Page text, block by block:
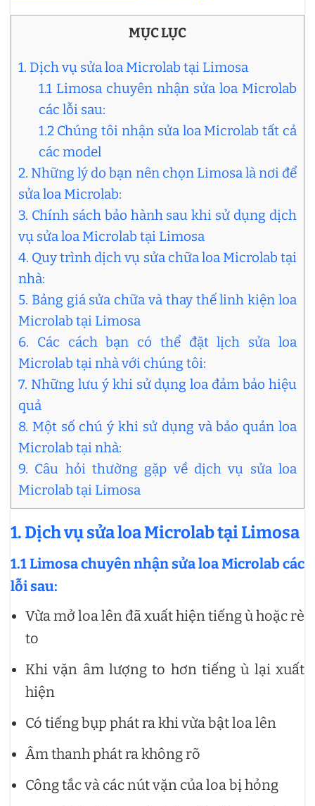
MỤC LỤC
1. Dịch vụ sửa loa Microlab tại Limosa
1.1 Limosa chuyên nhận sửa loa Microlab
các lỗi sau:
1.2 Chúng tôi nhận sửa loa Microlab tất cả
các model
2. Những lý do bạn nên chọn Limosa là nơi để
sửa loa Microlab:
3. Chính sách bảo hành sau khi sử dụng dịch
vụ sửa loa Microlab tại Limosa
4. Quy trình dịch vụ sửa chữa loa Microlab tại
nhà:
5. Bảng giá sửa chữa và thay thế linh kiện loa
Microlab tại Limosa
6. Các cách bạn có thể đặt lịch sửa loa
Microlab tại nhà với chúng tôi:
7. Những lưu ý khi sử dụng loa đảm bảo hiệu
quả
8. Một số chú ý khi sử dụng và bảo quản loa
Microlab tại nhà:
9. Câu hỏi thường gặp về dịch vụ sửa loa
Microlab tại Limosa
1. Dịch vụ sửa loa Microlab tại Limosa
1.1 Limosa chuyên nhận sửa loa Microlab các
lỗi sau:
Vừa mở loa lên đã xuất hiện tiếng ù hoặc rè
to
Khi vặn âm lượng to hơn tiếng ù lại xuất
hiện
Có tiếng bụp phát ra khi vừa bật loa lên
Âm thanh phát ra không rõ
Công tắc và các nút vặn của loa bị hỏng